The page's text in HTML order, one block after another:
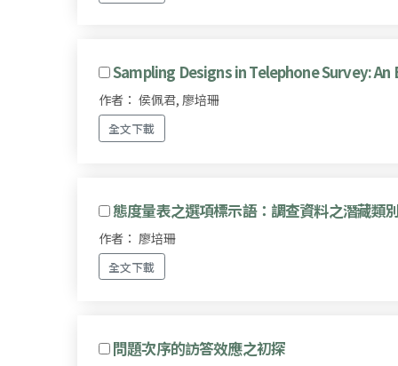
Sampling Designs in Telephone Survey:
作者： 侯佩君, 廖培珊
全文下載
態度量表之選項標示語：調查資料之潛藏類
作者： 廖培珊
全文下載
問題次序的訪答效應之初探